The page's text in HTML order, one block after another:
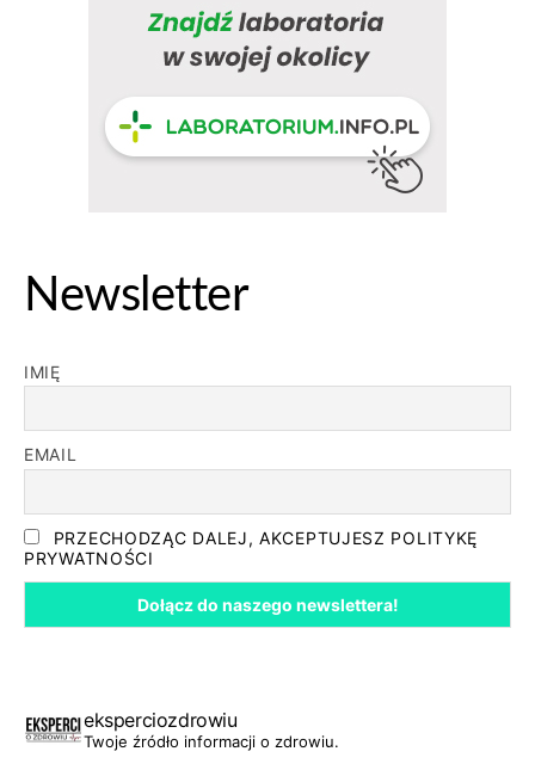
Newsletter
IMIĘ
EMAIL
PRZECHODZĄC DALEJ, AKCEPTUJESZ POLITYKĘ
PRYWATNOŚCI
eksperciozdrowiu
Twoje źródło informacji o zdrowiu.